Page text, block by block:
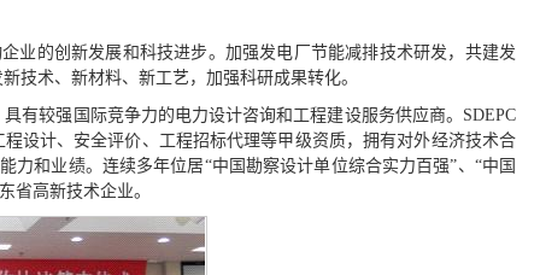
业的创新发展和科技进步。加强发电厂节能减排技术研发，共建发
技术、新材料、新工艺，加强科研成果转化。
有较强国际竞争力的电力设计咨询和工程建设服务供应商。SDEPC
设计、安全评价、工程招标代理等甲级资质，拥有对外经济技术合
和业绩。连续多年位居“中国勘察设计单位综合实力百强”、“中国
省高新技术企业。